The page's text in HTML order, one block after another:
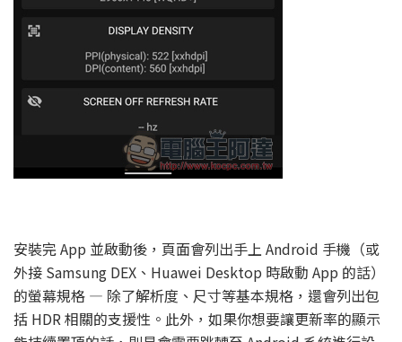
安裝完 App 並啟動後，頁面會列出手上 Android 手機（或
外接 Samsung DEX、Huawei Desktop 時啟動 App 的話）
的螢幕規格 — 除了解析度、尺寸等基本規格，還會列出包
括 HDR 相關的支援性。此外，如果你想要讓更新率的顯示